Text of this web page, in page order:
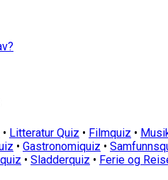
• Litteratur Quiz • Filmquiz •
• Gastronomiquiz •
• Sladderquiz • Ferie og